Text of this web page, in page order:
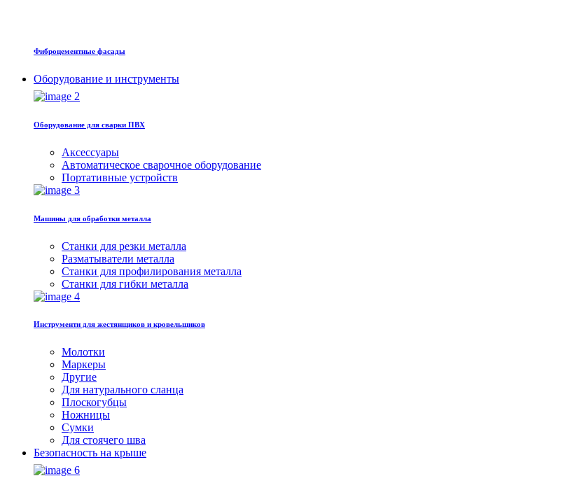
Фиброцементные фасады
Оборудование и инструменты
Оборудование для сварки ПВХ
Аксессуары
Автоматическое сварочное оборудование
Портативные устройств
Машины для обработки металла
Станки для резки металла
Разматыватели металла
Станки для профилирования металла
Станки для гибки металла
Инструменти для жестянщиков и кровельщиков
Молотки
Маркеры
Другие
Для натурального сланца
Плоскогубцы
Ножницы
Сумки
Для стоячего шва
Безопасность на крыше